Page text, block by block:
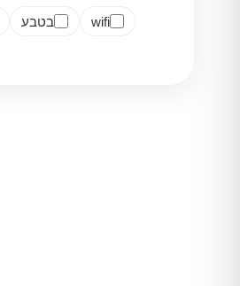
wifi בטבע